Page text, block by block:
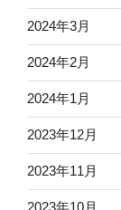
2024年3月
2024年2月
2024年1月
2023年12月
2023年11月